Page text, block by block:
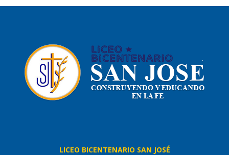
LICEO BICENTENARIO SAN JOSÉ